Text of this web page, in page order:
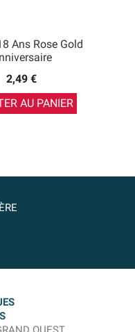
Ans Rose Gold
2,49 €
AU PANIER